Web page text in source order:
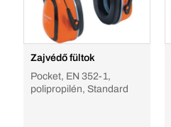
Zajvédő fültok
Pocket, EN 352-1,
polipropilén, Standard